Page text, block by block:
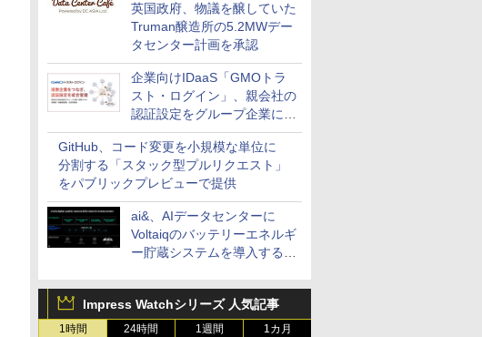
英国政府、物議を醸していた
Truman醸造所の5.2MWデー
タセンター計画を承認
企業向けIDaaS「GMOトラ
スト・ログイン」、親会社の
認証設定をグループ企業に展
開できる新機能を提供
GitHub、コード変更を小規模な単位に
分割する「スタック型プルリクエスト」
をパブリックプレビューで提供
ai&、AIデータセンターに
Voltaiqのバッテリーエネルギ
ー貯蔵システムを導入する計
Impress Watchシリーズ 人気記事
1時間 24時間 1週間 1カ月